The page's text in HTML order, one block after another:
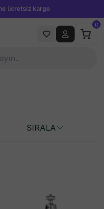
ücretsiz kargo
0
SIRALA